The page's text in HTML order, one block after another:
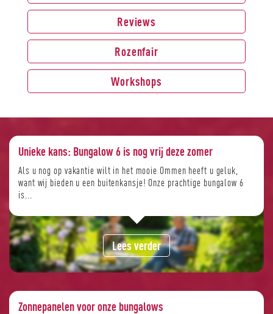
Reviews
Rozenfair
Workshops
Unieke kans: Bungalow 6 is nog vrij deze zomer
Als u nog op vakantie wilt in het mooie Ommen heeft u geluk,
want wij bieden u een buitenkansje! Onze prachtige bungalow 6
is...
Lees verder
Zonnepanelen voor onze bungalows